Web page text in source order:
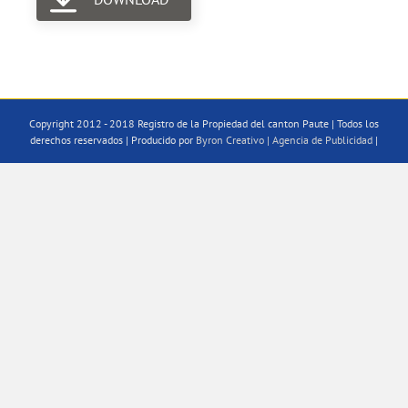
Copyright 2012 - 2018 Registro de la Propiedad del canton Paute | Todos los
derechos reservados | Producido por Byron Creativo | Agencia de Publicidad |